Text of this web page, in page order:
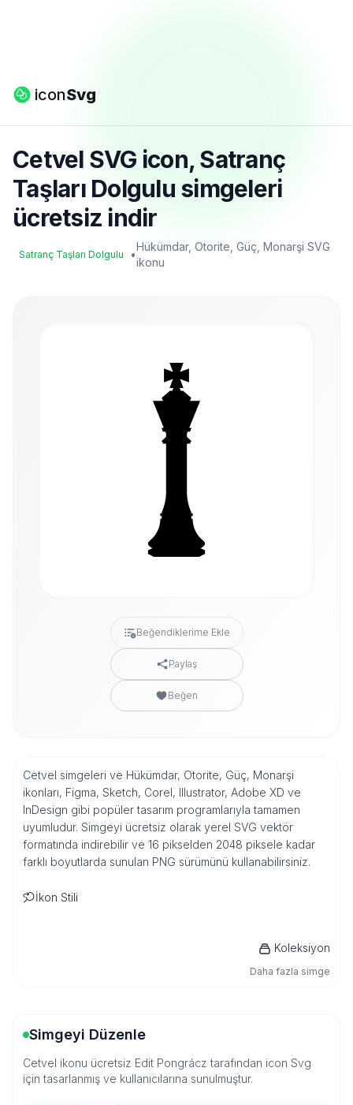
iconSvg
Cetvel SVG icon, Satranç
Taşları Dolgulu simgeleri
ücretsiz indir
Satranç Taşları Dolgulu •
Hükümdar, Otorite, Güç, Monarşi SVG
ikonu
Beğendiklerime Ekle
Paylaş
Beğen
Cetvel simgeleri ve Hükümdar, Otorite, Güç, Monarşi
ikonları, Figma, Sketch, Corel, Illustrator, Adobe XD ve
InDesign gibi popüler tasarım programlarıyla tamamen
uyumludur. Simgeyi ücretsiz olarak yerel SVG vektör
formatında indirebilir ve 16 pikselden 2048 piksele kadar
farklı boyutlarda sunulan PNG sürümünü kullanabilirsiniz.
İkon Stili
Koleksiyon
Daha fazla simge
Simgeyi Düzenle
Cetvel ikonu ücretsiz Edit Pongrácz tarafından icon Svg
için tasarlanmış ve kullanıcılarına sunulmuştur.